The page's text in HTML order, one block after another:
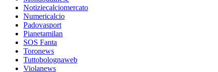
Notiziecalciomercato
Numericalcio
Padovasport
Pianetamilan
SOS Fanta
Toronews
Tuttobolognaweb
Violanews